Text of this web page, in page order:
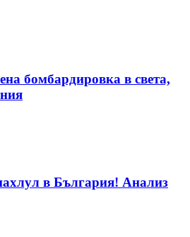
бомбардировка в света,
в България! Анализ